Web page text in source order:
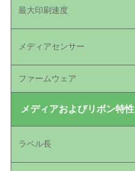
最大印刷速度
メディアセンサー
ファームウェア
メディアおよびリボン特性
ラベル長